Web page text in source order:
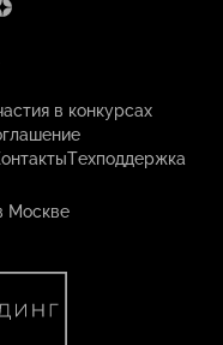
в конкурсах
Техподдержка
Москве